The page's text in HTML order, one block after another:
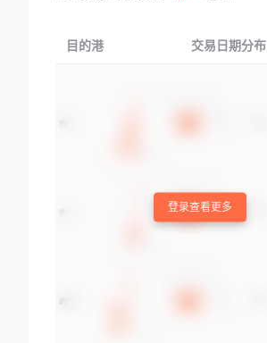
目的港 交易日期分布
登录查看更多